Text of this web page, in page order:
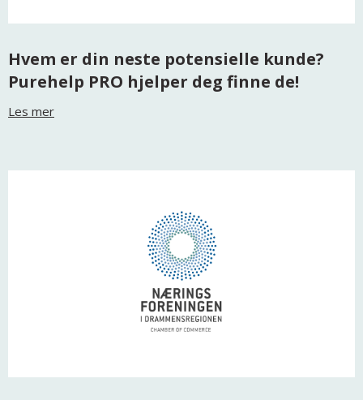
Hvem er din neste potensielle kunde?
Purehelp PRO hjelper deg finne de!
Les mer